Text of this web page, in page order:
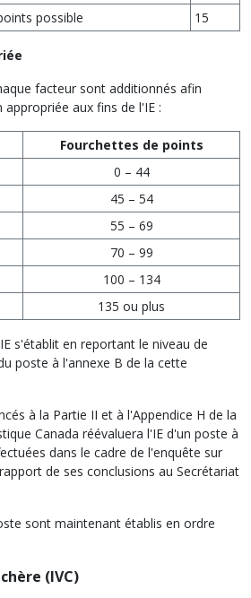
possible 15
facteur sont additionnés afin
aux fins de l'IE :
Fourchettes de points
0 – 44
45 – 54
55 – 69
70 – 99
100 – 134
135 ou plus
s'établit en reportant le niveau de
poste à l'annexe B de la cette
à la Partie II et à l'Appendice H de la
Canada réévaluera l'IE d'un poste à
dans le cadre de l'enquête sur
de ses conclusions au Secrétariat
sont maintenant établis en ordre
(IVC)